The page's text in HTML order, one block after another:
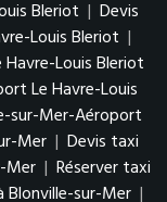
Bleriot | Devis
Louis Bleriot |
Louis Bleriot
Le Havre-Louis
sur-Mer-Aéroport
Mer | Devis taxi
Mer | Réserver taxi
Blonville-sur-Mer |